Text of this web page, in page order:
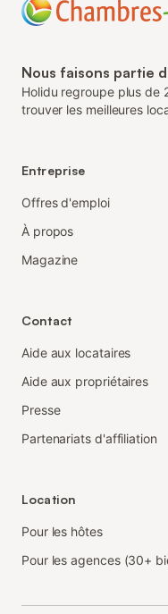
Nous faisons partie
Holidu regroupe plus de
trouver les meilleures
Entreprise
Offres d'emploi
À propos
Magazine
Contact
Aide aux locataires
Aide aux propriétaires
Presse
Partenariats d'affiliation
Location
Pour les hôtes
Pour les agences (30+